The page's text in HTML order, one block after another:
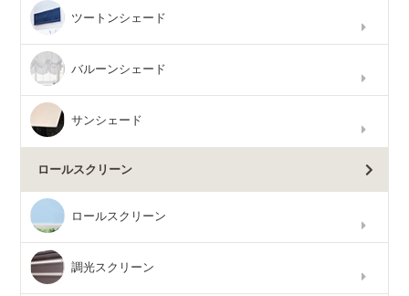
ツートンシェード
バルーンシェード
サンシェード
ロールスクリーン
ロールスクリーン
調光スクリーン